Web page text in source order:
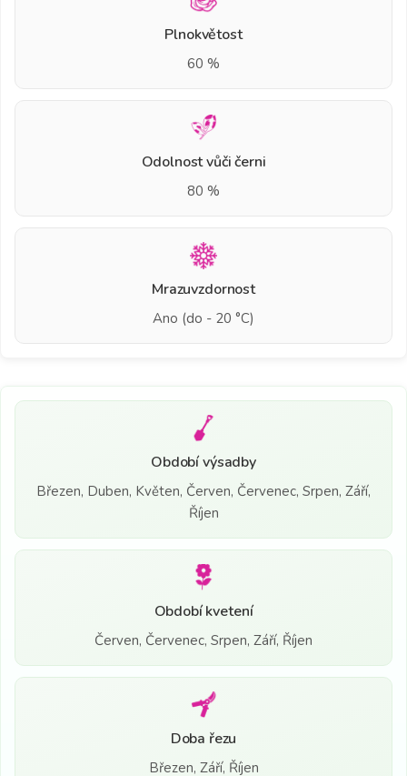
Plnokvětost
60 %
Odolnost vůči černi
80 %
Mrazuvzdornost
Ano (do - 20 °C)
Období výsadby
Březen, Duben, Květen, Červen, Červenec, Srpen, Září,
Říjen
Období kvetení
Červen, Červenec, Srpen, Září, Říjen
Doba řezu
Březen, Září, Říjen